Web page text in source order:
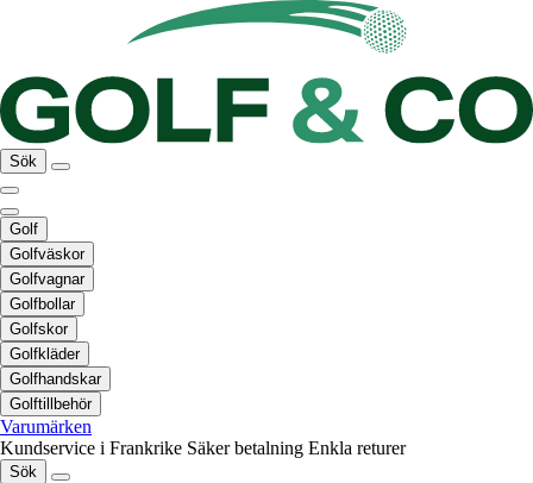
Sök
Golf
Golfväskor
Golfvagnar
Golfbollar
Golfskor
Golfkläder
Golfhandskar
Golftillbehör
Varumärken
Kundservice i Frankrike Säker betalning Enkla returer
Sök